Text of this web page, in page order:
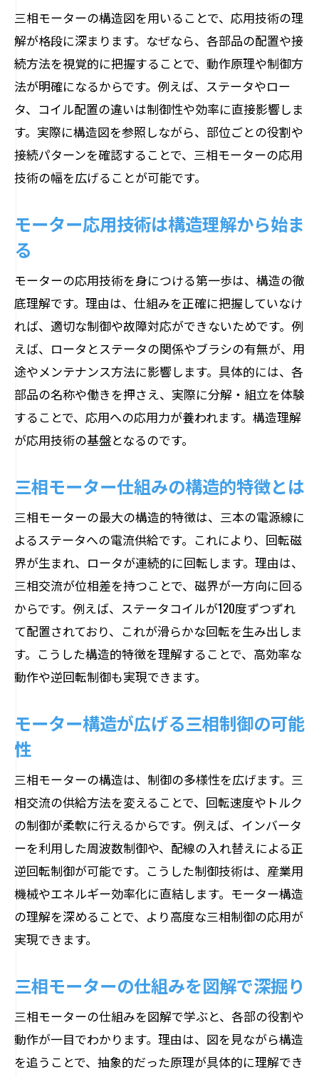
三相モーターの構造図を用いることで、応用技術の理
解が格段に深まります。なぜなら、各部品の配置や接
続方法を視覚的に把握することで、動作原理や制御方
法が明確になるからです。例えば、ステータやロー
タ、コイル配置の違いは制御性や効率に直接影響しま
す。実際に構造図を参照しながら、部位ごとの役割や
接続パターンを確認することで、三相モーターの応用
技術の幅を広げることが可能です。
モーター応用技術は構造理解から始ま
る
モーターの応用技術を身につける第一歩は、構造の徹
底理解です。理由は、仕組みを正確に把握していなけ
れば、適切な制御や故障対応ができないためです。例
えば、ロータとステータの関係やブラシの有無が、用
途やメンテナンス方法に影響します。具体的には、各
部品の名称や働きを押さえ、実際に分解・組立を体験
することで、応用への応用力が養われます。構造理解
が応用技術の基盤となるのです。
三相モーター仕組みの構造的特徴とは
三相モーターの最大の構造的特徴は、三本の電源線に
よるステータへの電流供給です。これにより、回転磁
界が生まれ、ロータが連続的に回転します。理由は、
三相交流が位相差を持つことで、磁界が一方向に回る
からです。例えば、ステータコイルが120度ずつずれ
て配置されており、これが滑らかな回転を生み出しま
す。こうした構造的特徴を理解することで、高効率な
動作や逆回転制御も実現できます。
モーター構造が広げる三相制御の可能
性
三相モーターの構造は、制御の多様性を広げます。三
相交流の供給方法を変えることで、回転速度やトルク
の制御が柔軟に行えるからです。例えば、インバータ
ーを利用した周波数制御や、配線の入れ替えによる正
逆回転制御が可能です。こうした制御技術は、産業用
機械やエネルギー効率化に直結します。モーター構造
の理解を深めることで、より高度な三相制御の応用が
実現できます。
三相モーターの仕組みを図解で深掘り
三相モーターの仕組みを図解で学ぶと、各部の役割や
動作が一目でわかります。理由は、図を見ながら構造
を追うことで、抽象的だった原理が具体的に理解でき